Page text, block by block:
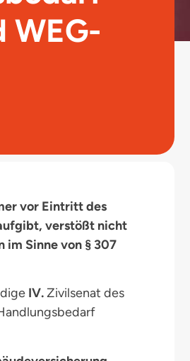
WEG-
vor Eintritt des
verstößt nicht
im Sinne von § 307
IV.Zivilsenat des